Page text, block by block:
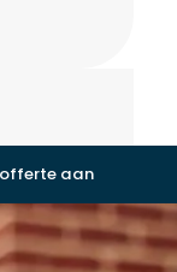
aan